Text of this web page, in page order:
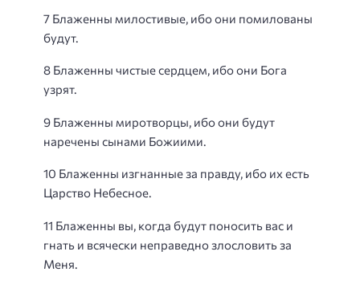
7 Блаженны милостивые, ибо они помилованы
будут.
8 Блаженны чистые сердцем, ибо они Бога
узрят.
9 Блаженны миротворцы, ибо они будут
наречены сынами Божиими.
10 Блаженны изгнанные за правду, ибо их есть
Царство Небесное.
11 Блаженны вы, когда будут поносить вас и
гнать и всячески неправедно злословить за
Меня.